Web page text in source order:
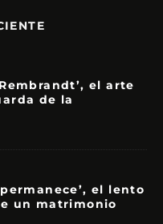
el arte
de la
el lento
un matrimonio